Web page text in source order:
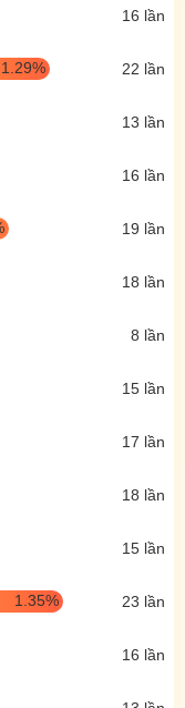
16 lần
1.29% 22 lần
13 lần
16 lần
19 lần
18 lần
8 lần
15 lần
17 lần
18 lần
15 lần
1.35% 23 lần
16 lần